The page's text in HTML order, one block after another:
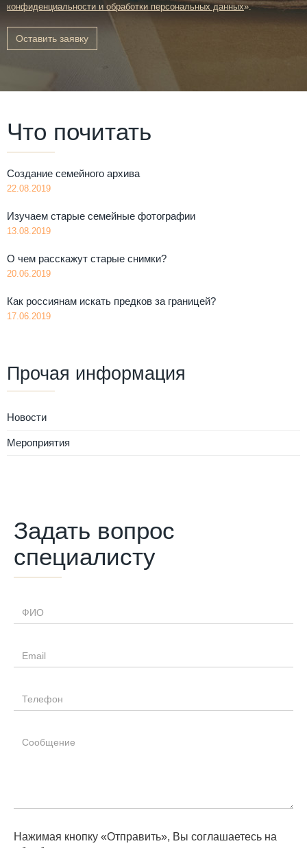
конфиденциальности и обработки персональных данных».
Оставить заявку
Что почитать
Создание семейного архива
22.08.2019
Изучаем старые семейные фотографии
13.08.2019
О чем расскажут старые снимки?
20.06.2019
Как россиянам искать предков за границей?
17.06.2019
Прочая информация
Новости
Мероприятия
Задать вопрос
специалисту
Нажимая кнопку «Отправить», Вы соглашаетесь на